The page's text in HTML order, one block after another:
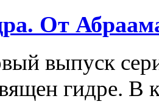
От
выпуск
гидре. В